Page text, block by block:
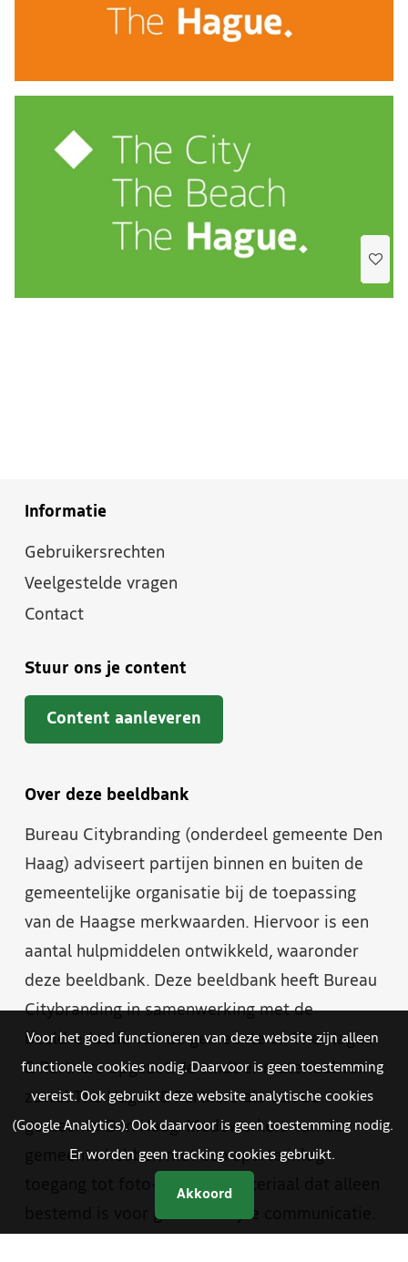
Informatie
Gebruikersrechten
Veelgestelde vragen
Contact
Stuur ons je content
Content aanleveren
Over deze beeldbank
Bureau Citybranding (onderdeel gemeente Den
Haag) adviseert partijen binnen en buiten de
gemeentelijke organisatie bij de toepassing
van de Haagse merkwaarden. Hiervoor is een
aantal hulpmiddelen ontwikkeld, waaronder
deze beeldbank. Deze beeldbank heeft Bureau
Citybranding in samenwerking met de
beeldredactie van de gemeente en The Hague
& Partners opgezet. Je vindt er materiaal van
zowel The Hague & Partners als van de
gemeente Den Haag. Medewerkers van de
gemeente hebben met een aparte inlog
toegang tot foto- en videomateriaal dat alleen
bestemd is voor gemeentelijke communicatie.
Voor het goed functioneren van deze website zijn alleen
functionele cookies nodig. Daarvoor is geen toestemming
vereist. Ook gebruikt deze website analytische cookies
(Google Analytics). Ook daarvoor is geen toestemming nodig.
Er worden geen tracking cookies gebruikt.
Akkoord